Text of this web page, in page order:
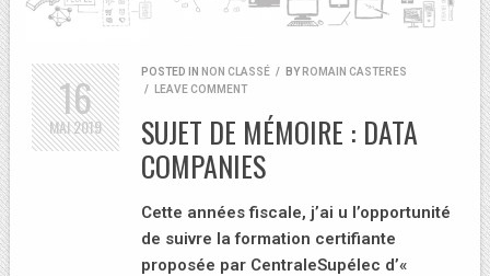
POSTED IN NON CLASSÉ / BY ROMAIN CASTERES
/
LEAVE COMMENT
SUJET DE MÉMOIRE : DATA
COMPANIES
Cette années fiscale, j’ai u l’opportunité
de suivre la formation certifiante
proposée par CentraleSupélec d’«
16
MAI2019